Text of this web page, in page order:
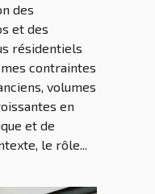
des
et des
résidentiels
contraintes
volumes
en
et de
le rôle...